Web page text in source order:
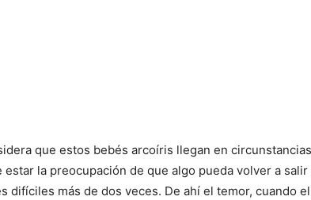
que estos bebés arcoíris llegan en
la preocupación de que algo pueda volver a
difíciles más de dos veces. De ahí el temor, cuando